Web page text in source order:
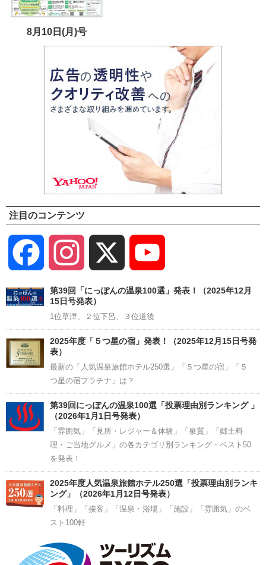
8月10日(月)号
注目のコンテンツ
Facebook Instagram
Channel
第39回「にっぽんの温泉100選」発表！（2025年12月
15日号発表）
1位草津、２位下呂、３位道後
2025年度「５つ星の宿」発表！（2025年12月15日号発
表）
最新の「人気温泉旅館ホテル250選」「５つ星の宿」「５
つ星の宿プラチナ」は？
第39回にっぽんの温泉100選「投票理由別ランキング 」
（2026年1月1日号発表）
「雰囲気」「見所・レジャー＆体験」「泉質」「郷土料
理・ご当地グルメ」の各カテゴリ別ランキング・ベスト50
を発表！
2025年度人気温泉旅館ホテル250選「投票理由別ランキ
ング」（2026年1月12日号発表）
「料理」「接客」「温泉・浴場」「施設」「雰囲気」のベ
スト100軒